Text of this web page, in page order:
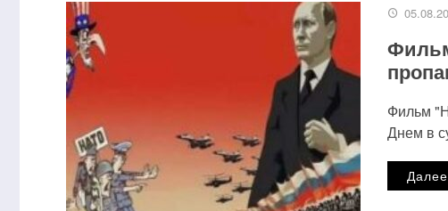
Комментарий
Фильм
Днем в
Далее